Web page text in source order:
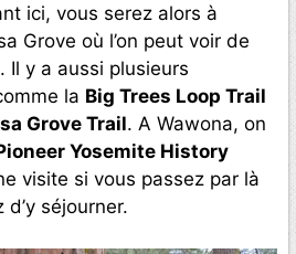
ici, vous serez alors à
Grove où l’on peut voir de
Il y a aussi plusieurs
la Big Trees Loop Trail
Grove Trail. A Wawona, on
Yosemite History
visite si vous passez par là
séjourner.